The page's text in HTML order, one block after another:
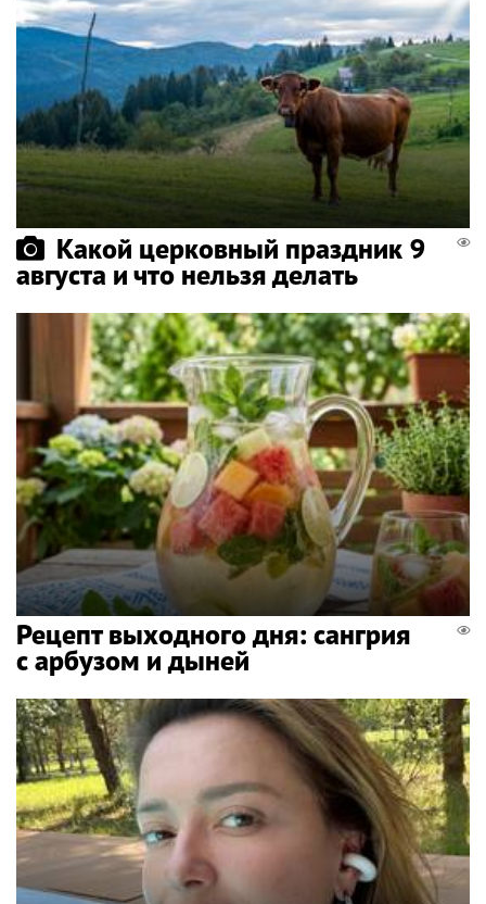
Какой церковный праздник 9
августа и что нельзя делать
Рецепт выходного дня: сангрия
с арбузом и дыней